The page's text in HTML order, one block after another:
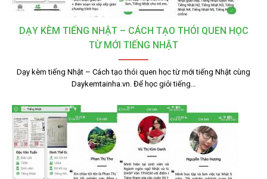
DẠY KÈM TIẾNG NHẬT – CÁCH TẠO THÓI QUEN HỌC
TỪ MỚI TIẾNG NHẬT
Dạy kèm tiếng Nhật – Cách tạo thói quen học từ mới tiếng Nhật cùng
Daykemtainha.vn. Để học giỏi tiếng…